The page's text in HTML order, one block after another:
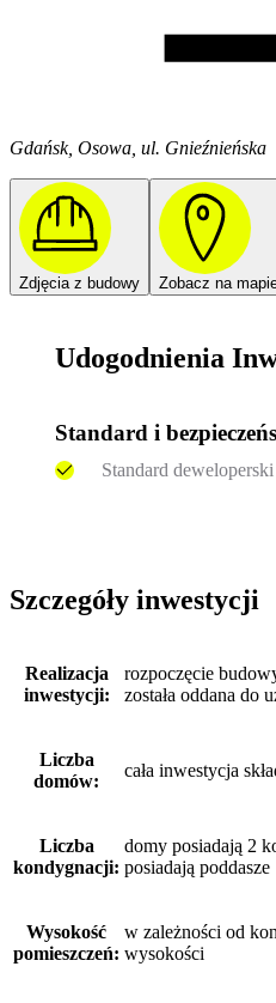
Gdańsk, Osowa, ul. Gnieźnieńska
Zdjęcia z budowy Zobacz na
Udogodnienia
Standard i
Standard deweloperski
Szczegóły inwestycji
Realizacja
inwestycji:
rozpoczęcie
została oddana do
Liczba
domów:
cała inwestycja
Liczba
kondygnacji:
domy posiadają 2
posiadają poddasze
Wysokość
pomieszczeń:
w zależności od
wysokości